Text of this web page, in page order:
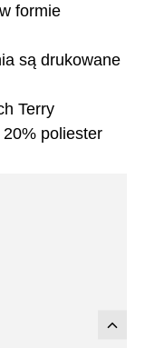
formie
są drukowane
Terry
20% poliester